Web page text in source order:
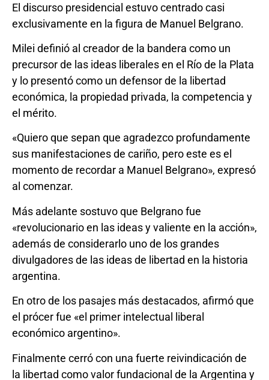
El discurso presidencial estuvo centrado casi
exclusivamente en la figura de Manuel Belgrano.
Milei definió al creador de la bandera como un
precursor de las ideas liberales en el Río de la Plata
y lo presentó como un defensor de la libertad
económica, la propiedad privada, la competencia y
el mérito.
«Quiero que sepan que agradezco profundamente
sus manifestaciones de cariño, pero este es el
momento de recordar a Manuel Belgrano», expresó
al comenzar.
Más adelante sostuvo que Belgrano fue
«revolucionario en las ideas y valiente en la acción»,
además de considerarlo uno de los grandes
divulgadores de las ideas de libertad en la historia
argentina.
En otro de los pasajes más destacados, afirmó que
el prócer fue «el primer intelectual liberal
económico argentino».
Finalmente cerró con una fuerte reivindicación de
la libertad como valor fundacional de la Argentina y